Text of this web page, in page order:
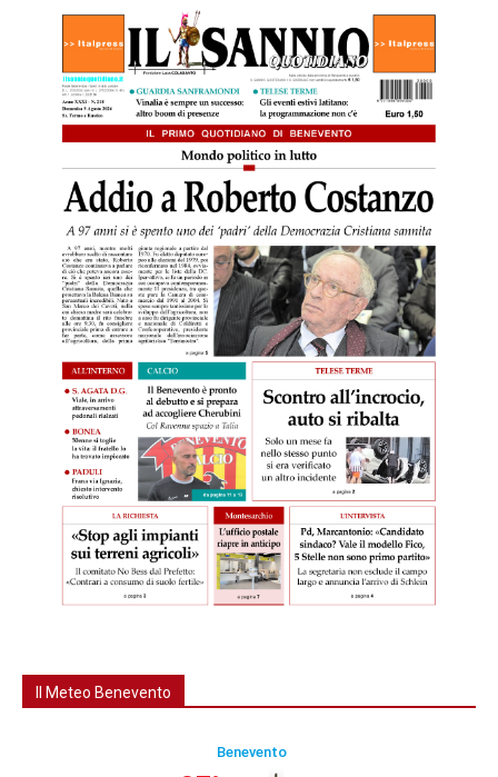
Il Meteo Benevento